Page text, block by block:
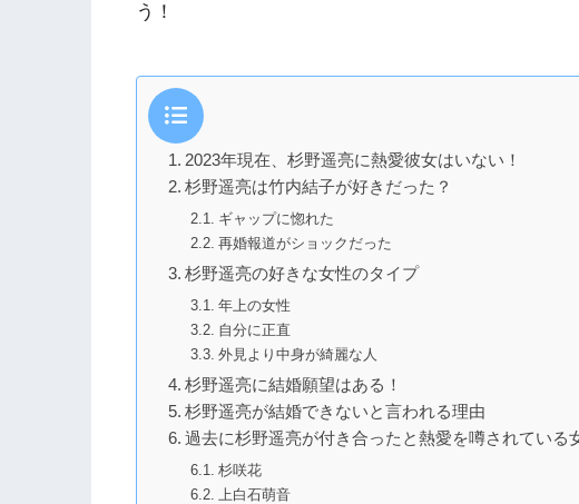
う！
2023年現在、杉野遥亮に熱愛彼女はいない！
杉野遥亮は竹内結子が好きだった？
ギャップに惚れた
再婚報道がショックだった
杉野遥亮の好きな女性のタイプ
年上の女性
自分に正直
外見より中身が綺麗な人
杉野遥亮に結婚願望はある！
杉野遥亮が結婚できないと言われる理由
過去に杉野遥亮が付き合ったと熱愛を噂されている
杉咲花
上白石萌音